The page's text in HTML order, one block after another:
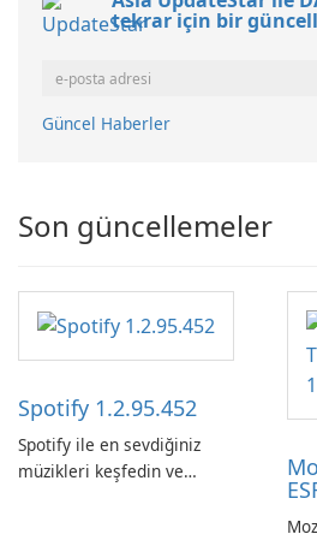
tekrar için bir
Güncel Haberler
Son güncellemeler
Spotify 1.2.95.452
Spotify ile en sevdiğiniz
müzikleri keşfedin ve